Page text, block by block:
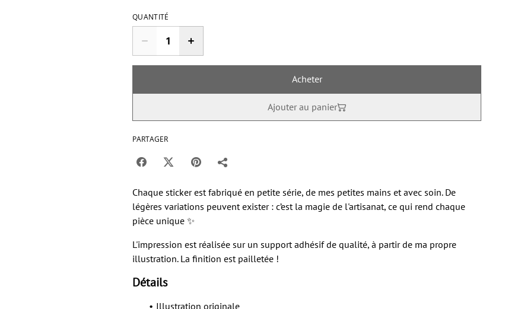
QUANTITÉ
Acheter
Ajouter au panier
PARTAGER
Chaque sticker est fabriqué en petite série, de mes petites mains et avec soin. De
légères variations peuvent exister : c’est la magie de l'artisanat, ce qui rend chaque
pièce unique ✨
L'impression est réalisée sur un support adhésif de qualité, à partir de ma propre
illustration. La finition est pailletée !
Détails
Illustration originale